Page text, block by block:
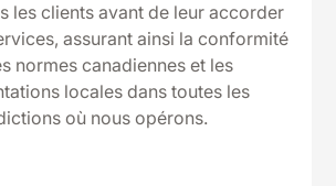
les clients avant de leur accorder
assurant ainsi la conformité
normes canadiennes et les
locales dans toutes les
où nous opérons.